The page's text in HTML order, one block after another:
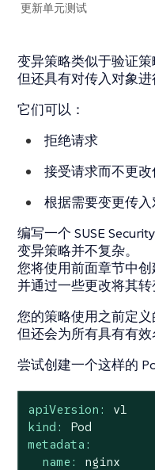
更新单元测试
变异策略类似于验证策
但还具有对传入对象进
它们可以：
拒绝请求
接受请求而不更
根据需要变更传
编写一个 SUSE
变异策略并不复杂。
您将使用前面章节中创
并通过一些更改将其转
您的策略使用之前定义
但还会为所有具有有效
尝试创建一个这样的
apiVersion:
v1
kind:
Pod
metadata:
name:
nginx